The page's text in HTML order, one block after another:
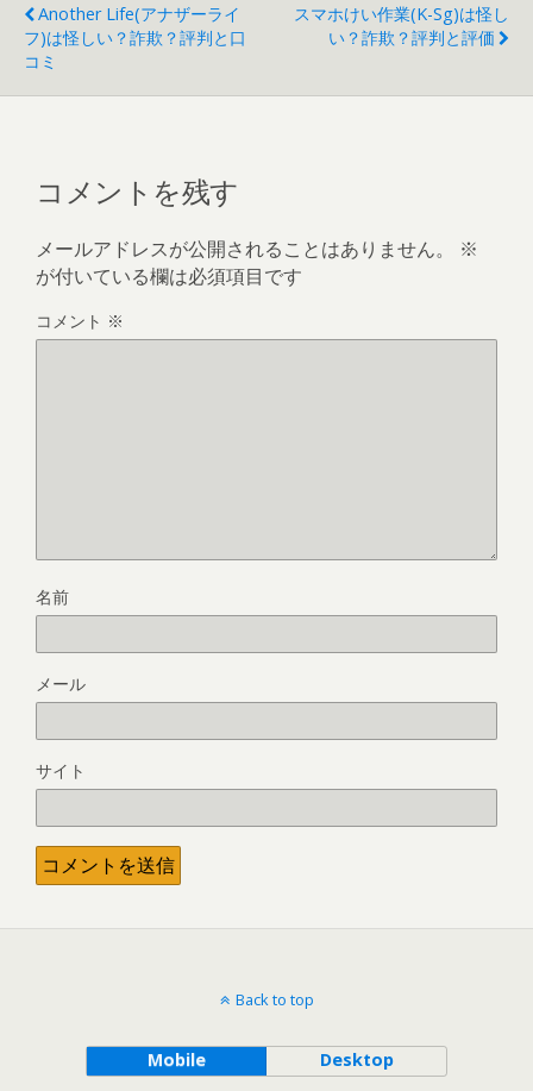
Another Life(アナザーライ
フ)は怪しい？詐欺？評判と口
コミ
スマホけい作業(k-Sg)は怪し
い？詐欺？評判と評価
コメントを残す
メールアドレスが公開されることはありません。
※
が付いている欄は必須項目です
コメント ※
名前
メール
サイト
Back to top
Mobile Desktop